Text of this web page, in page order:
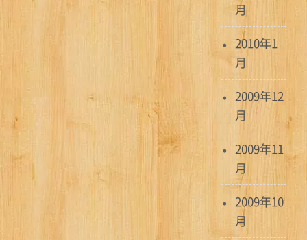
月
2010年1
月
2009年12
月
2009年11
月
2009年10
月